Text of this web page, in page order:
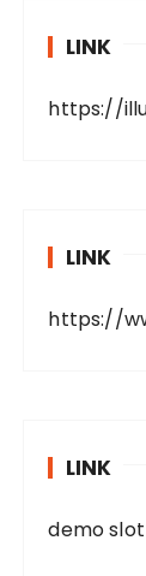
LINK
https://
LINK
https://
LINK
demo slot